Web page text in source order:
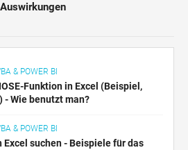
Auswirkungen
& POWER BI
Funktion in Excel (Beispiel,
- Wie benutzt man?
& POWER BI
Excel suchen - Beispiele für das